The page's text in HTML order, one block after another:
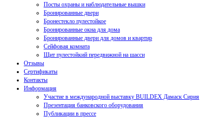
Посты охраны и наблюдательные вышки
Бронированные двери
Бронестекло пулестойкое
Бронированные окна для дома
Бронированные двери для домов и квартир
Сейфовая комната
Щит пулестойкий передвижной на шасси
Отзывы
Сертификаты
Контакты
Информация
Участие в международной выставку BUILDEX Дамаск Сирия
Презентация банковского оборудования
Публикации в прессе